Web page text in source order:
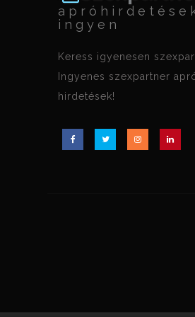
ingyen
Keress igyenesen
Ingyenes szexpartner
hirdetések!